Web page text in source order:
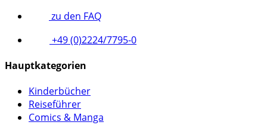
zu den FAQ
+49 (0)2224/7795-0
Hauptkategorien
Kinderbücher
Reiseführer
Comics & Manga